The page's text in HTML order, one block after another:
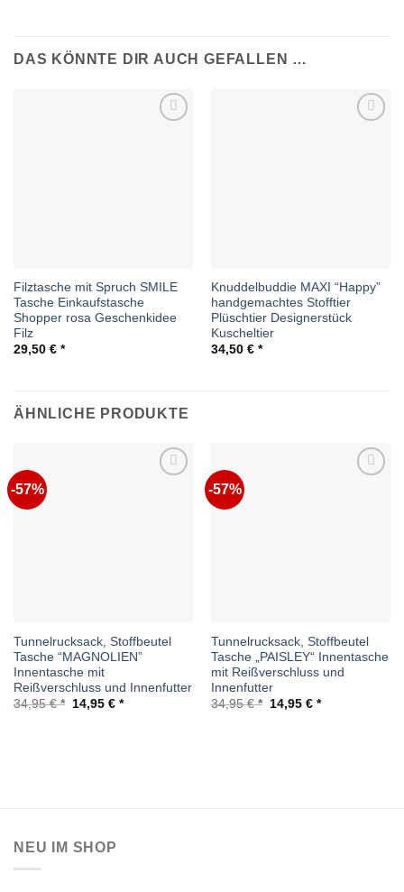
DAS KÖNNTE DIR AUCH GEFALLEN …
Filztasche mit Spruch SMILE
Tasche Einkaufstasche
Shopper rosa Geschenkidee
Filz
29,50 €
Knuddelbuddie MAXI “Happy”
handgemachtes Stofftier
Plüschtier Designerstück
Kuscheltier
34,50 €
ÄHNLICHE PRODUKTE
-57%
Tunnelrucksack, Stoffbeutel
Tasche “MAGNOLIEN”
Innentasche mit
Reißverschluss und Innenfutter
34,95€
Ursprünglicher
14,95 € Aktueller
-57%
Tunnelrucksack, Stoffbeutel
Tasche „PAISLEY“ Innentasche
mit Reißverschluss und
Innenfutter
34,95€
Ursprünglicher
14,95 € Aktueller
NEU IM SHOP